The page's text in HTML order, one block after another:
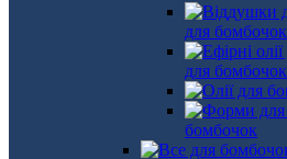
для бомбочок
для бомбочок
бомбочок